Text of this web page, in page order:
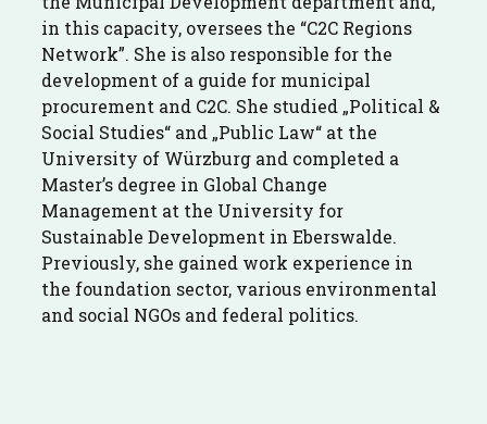
in this capacity, oversees the “C2C Regions
Network”. She is also responsible for the
development of a guide for municipal
procurement and C2C. She studied „Political &
Social Studies“ and „Public Law“ at the
University of Würzburg and completed a
Master’s degree in Global Change
Management at the University for
Sustainable Development in Eberswalde.
Previously, she gained work experience in
the foundation sector, various environmental
and social NGOs and federal politics.